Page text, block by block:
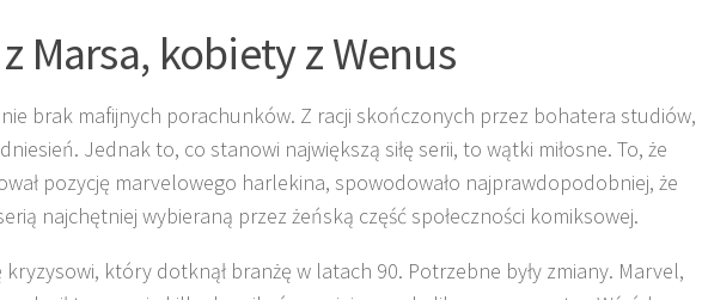
Marsa, kobiety z Wenus
brak mafijnych porachunków. Z racji skończonych przez bohatera studiów,
Jednak to, co stanowi największą siłę serii, to wątki miłosne. To, że
pozycję marvelowego harlekina, spowodowało najprawdopodobniej, że
najchętniej wybieraną przez żeńską część społeczności komiksowej.
kryzysowi, który dotknął branżę w latach 90. Potrzebne były zmiany. Marvel,